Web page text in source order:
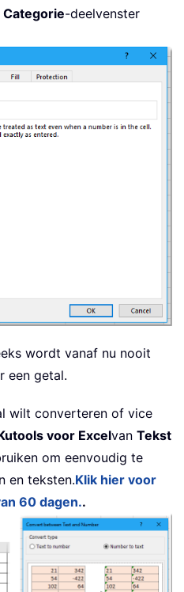
Categorie-deelvenster
wordt vanaf nu nooit
een getal.
wilt converteren of vice
voor Excelvan Tekst
om eenvoudig te
en teksten.Klik hier voor
60 dagen..